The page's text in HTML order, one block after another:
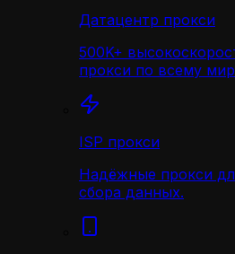
Датацентр прокси
500K+
прокси по всему
ISP прокси
Надёжные прокси
сбора данных.